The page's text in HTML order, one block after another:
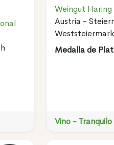
Weingut
Austria -
Weststeiermark
Medalla de
Vino - Tranquilo